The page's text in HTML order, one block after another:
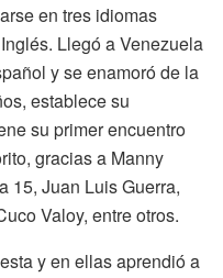
en tres idiomas
Llegó a Venezuela
y se enamoró de la
establece su
su primer encuentro
gracias a Manny
15, Juan Luis Guerra,
Valoy, entre otros.
y en ellas aprendió a